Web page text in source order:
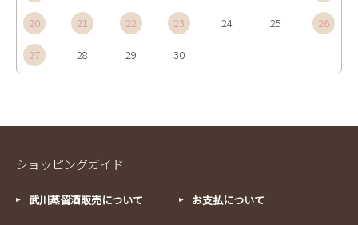
20 21 22 23 24 25 26
27 28 29 30
ショッピングガイド
武川蒸留酒販売について お支払について